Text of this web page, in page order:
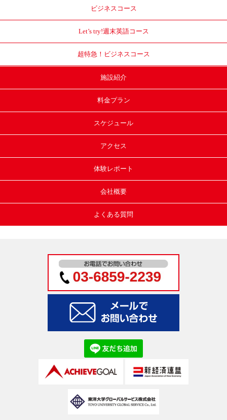
ビジネスコース
Let’s try!週末英語コース
超特急！ ビジネスコース
施設紹介
料金プラン
スケジュール
アクセス
体験レポート
会社概要
よくある質問